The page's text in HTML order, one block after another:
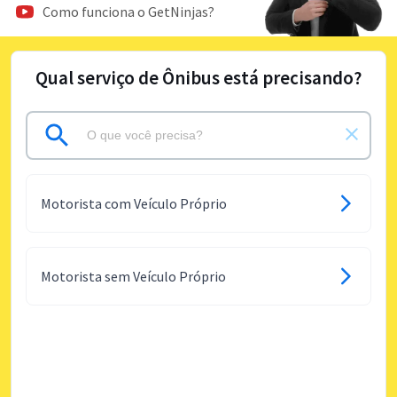
Como funciona o GetNinjas?
Qual serviço de Ônibus está precisando?
Motorista com Veículo Próprio
Motorista sem Veículo Próprio